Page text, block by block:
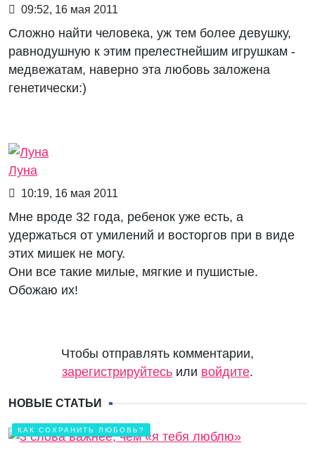
09:52, 16 мая 2011
Сложно найти человека, уж тем более девушку,
равнодушную к этим прелестнейшим игрушкам -
медвежатам, наверно эта любовь заложена
генетически:)
Луна
10:19, 16 мая 2011
Мне вроде 32 года, ребенок уже есть, а
удержаться от умилений и восторгов при в виде
этих мишек не могу.
Они все такие милые, мягкие и пушистые.
Обожаю их!
Чтобы отправлять комментарии,
зарегистрируйтесь или войдите.
НОВЫЕ СТАТЬИ
КАК СОХРАНИТЬ ЛЮБОВЬ?